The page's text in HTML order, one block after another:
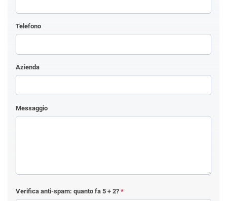
Telefono
Azienda
Messaggio
Verifica anti-spam: quanto fa 5 + 2? *